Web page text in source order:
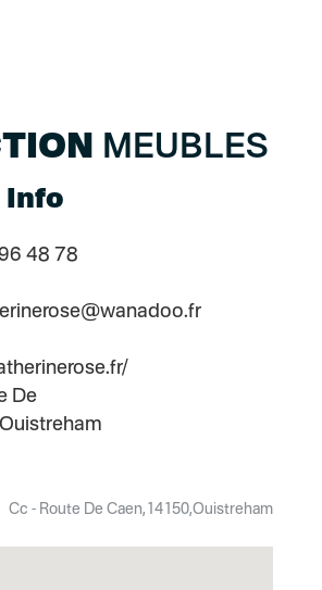
MEUBLES
Info
48 78
De
Cc - Route De Caen,14150,Ouistreham